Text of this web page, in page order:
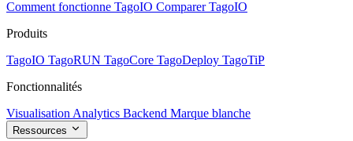
Comment fonctionne TagoIO Comparer TagoIO
Produits
TagoIO TagoRUN TagoCore TagoDeploy TagoTiP
Fonctionnalités
Visualisation Analytics Backend Marque blanche
Ressources